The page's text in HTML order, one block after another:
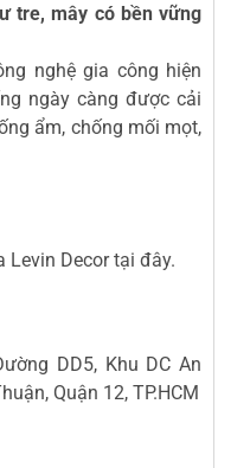
tre, mây có bền vững
nghệ gia công hiện
ngày càng được cải
ẩm, chống mối mọt,
Levin Decortại đây.
DD5, Khu DC An
Quận 12, TP.HCM